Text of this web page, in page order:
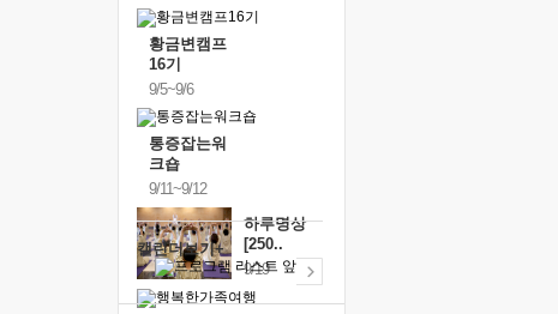
황금변캠프
16기
9/5~9/6
통증잡는워
크숍
9/11~9/12
하루명상
[250..
9/19
캘린더보기+